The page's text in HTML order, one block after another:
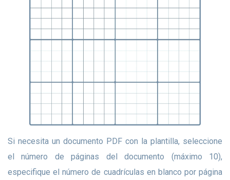
Si necesita un documento PDF con la plantilla, seleccione
el número de páginas del documento (máximo 10),
especifique el número de cuadrículas en blanco por página